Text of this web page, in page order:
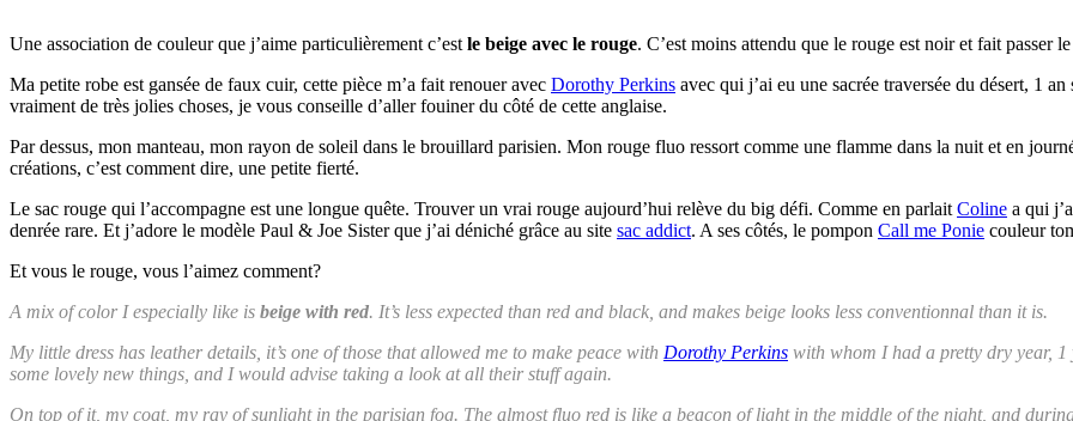
Une association de couleur que j’aime particulièrement c’est le beige avec le rouge. C’est moins attendu que le rouge est noir et fait passer
Ma petite robe est gansée de faux cuir, cette pièce m’a fait renouer avec Dorothy Perkins avec qui j’ai eu une sacrée traversée du désert, 1
vraiment de très jolies choses, je vous conseille d’aller fouiner du côté de cette anglaise.
Par dessus, mon manteau, mon rayon de soleil dans le brouillard parisien. Mon rouge fluo ressort comme une flamme dans la nuit et en
créations, c’est comment dire, une petite fierté.
Le sac rouge qui l’accompagne est une longue quête. Trouver un vrai rouge aujourd’hui relève du big défi. Comme en parlait Coline a qui
denrée rare. Et j’adore le modèle Paul & Joe Sister que j’ai déniché grâce au site sac addict. A ses côtés, le pompon Call me Ponie couleur
Et vous le rouge, vous l’aimez comment?
A mix of color I especially like is beige with red. It’s less expected than red and black, and makes beige looks less conventionnal than it is.
My little dress has leather details, it’s one of those that allowed me to make peace with Dorothy Perkins with whom I had a pretty dry year,
some lovely new things, and I would advise taking a look at all their stuff again.
On top of it, my coat, my ray of sunlight in the parisian fog. The almost fluo red is like a beacon of light in the middle of the night, and